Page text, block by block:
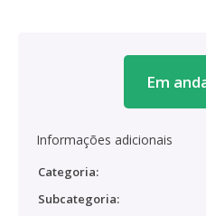
Em
Informações adicionais
Categoria:
Subcategoria: